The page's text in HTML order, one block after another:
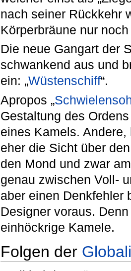
nach seiner Rückkehr
Körperbräune nur noch
Die neue Gangart der
schwankend aus und
ein: „Wüstenschiff“.
Apropos „
Gestaltung des
eines Kamels.
eher die Sicht über
den Mond und zwar
genau zwischen Voll-
aber einen Denkfehler
Designer voraus.
einhöckrige Kamele.
Folgen der